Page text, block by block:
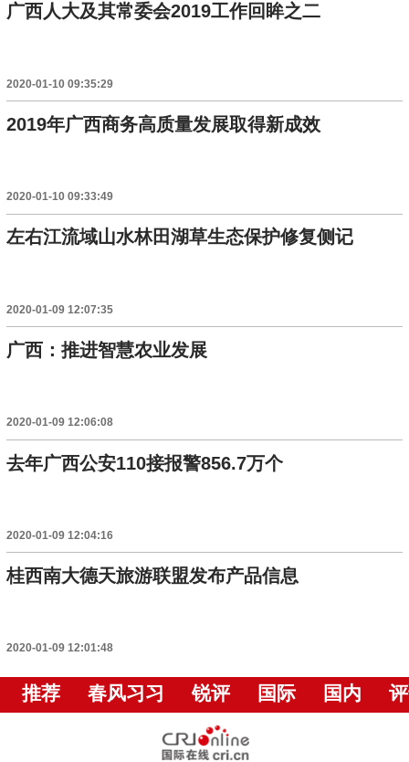
广西人大及其常委会2019工作回眸之二
2020-01-10 09:35:29
2019年广西商务高质量发展取得新成效
2020-01-10 09:33:49
左右江流域山水林田湖草生态保护修复侧记
2020-01-09 12:07:35
广西：推进智慧农业发展
2020-01-09 12:06:08
去年广西公安110接报警856.7万个
2020-01-09 12:04:16
桂西南大德天旅游联盟发布产品信息
2020-01-09 12:01:48
推荐 春风习习 锐评 国际 国内